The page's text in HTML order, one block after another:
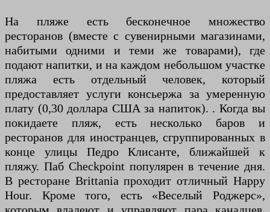
На пляже есть бесконечное множество
ресторанов (вместе с сувенирными магазинами,
набитыми одними и теми же товарами), где
подают напитки, и на каждом небольшом участке
пляжа есть отдельный человек, который
предоставляет услуги консьержа за умеренную
плату (0,30 доллара США за напиток). . Когда вы
покидаете пляж, есть несколько баров и
ресторанов для иностранцев, сгруппированных в
конце улицы Педро Клисанте, ближайшей к
пляжу. Паб Checkpoint популярен в течение дня.
В ресторане Brittania проходит отличный Happy
Hour. Кроме того, есть «Веселый Роджерс»,